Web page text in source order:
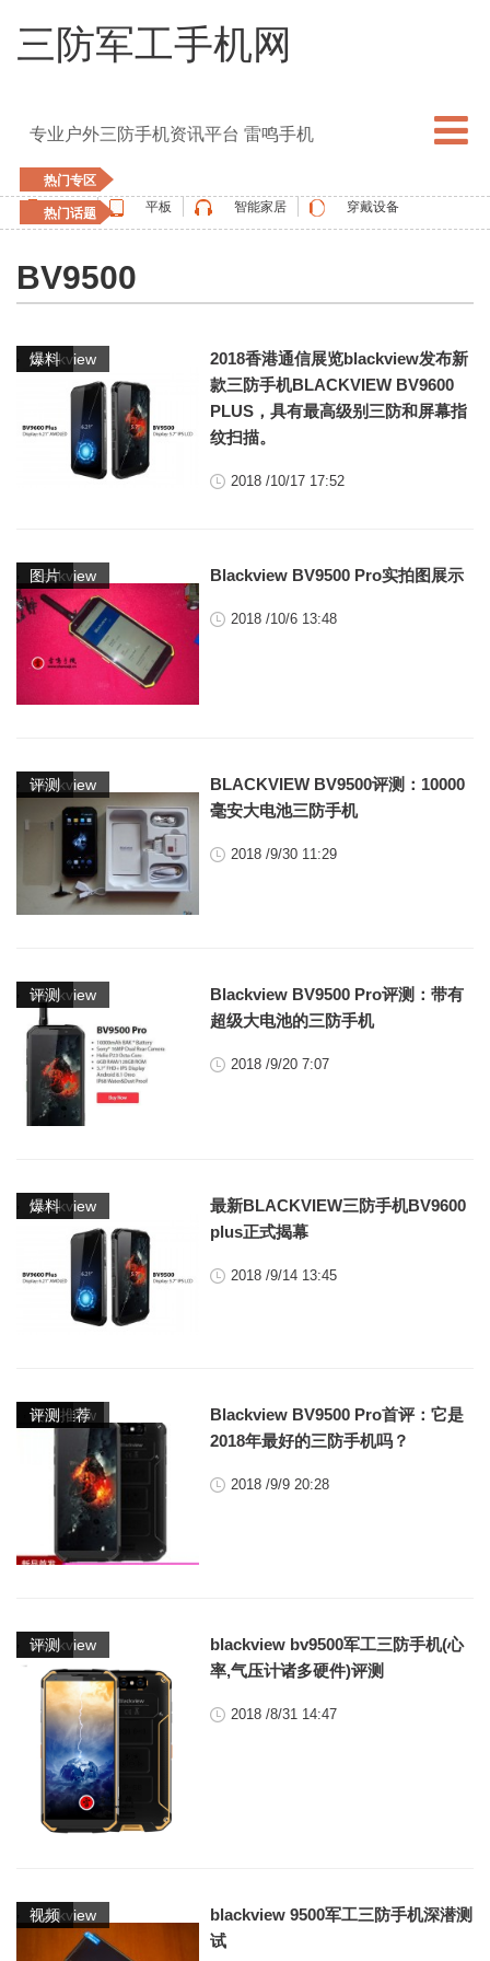
三防军工手机网
专业户外三防手机资讯平台 雷鸣手机
热门专区
手机
平板 智能家居 穿戴设备
热门话题
oukitel
ulefone vernee apple watch
BV9500
blackview
爆料
2018香港通信展览blackview发布新
款三防手机BLACKVIEW BV9600
PLUS，具有最高级别三防和屏幕指
纹扫描。
2018 /10/17 17:52
blackview
图片 Blackview BV9500 Pro实拍图展示
2018 /10/6 13:48
blackview
评测
BLACKVIEW BV9500评测：10000
毫安大电池三防手机
2018 /9/30 11:29
blackview
评测
Blackview BV9500 Pro评测：带有
超级大电池的三防手机
2018 /9/20 7:07
blackview
爆料
最新BLACKVIEW三防手机BV9600
plus正式揭幕
2018 /9/14 13:45
blackview
良品推荐
评测
Blackview BV9500 Pro首评：它是
2018年最好的三防手机吗？
2018 /9/9 20:28
blackview
评测
blackview bv9500军工三防手机(心
率,气压计诸多硬件)评测
2018 /8/31 14:47
blackview
视频
blackview 9500军工三防手机深潜测
试